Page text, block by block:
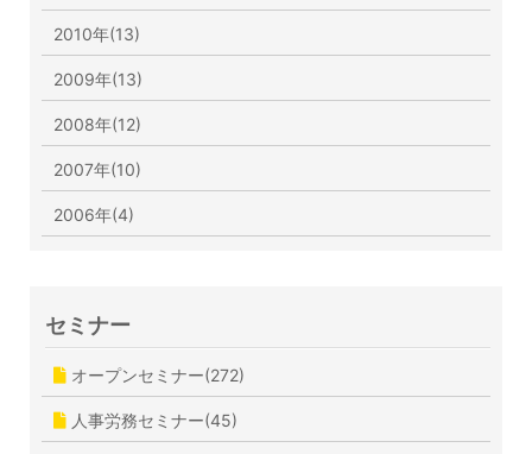
2010年(13)
2009年(13)
2008年(12)
2007年(10)
2006年(4)
セミナー
オープンセミナー(272)
人事労務セミナー(45)